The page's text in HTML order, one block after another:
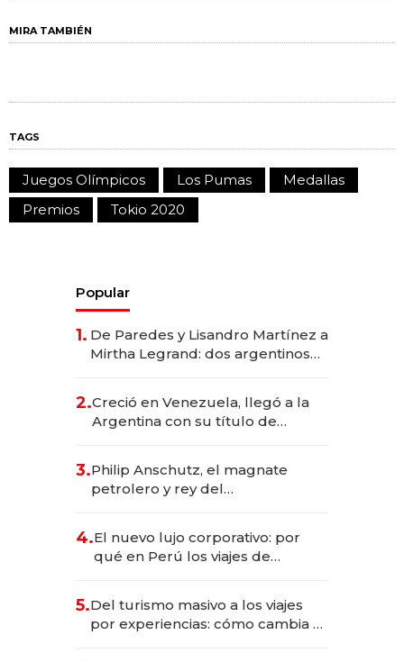
MIRA TAMBIÉN
TAGS
Juegos Olímpicos Los Pumas
Medallas
Premios
Tokio 2020
Popular
1. De Paredes y Lisandro Martínez a
Mirtha Legrand: dos argentinos
2.Creció en Venezuela, llegó a la
Argentina con su título de
las marcas "fast premium"
3.Philip Anschutz, el magnate
petrolero y rey del
Fénix
4.El nuevo lujo corporativo: por
qué en Perú los viajes de
transformadoras
5.Del turismo masivo a los viajes
por experiencias: cómo cambia el